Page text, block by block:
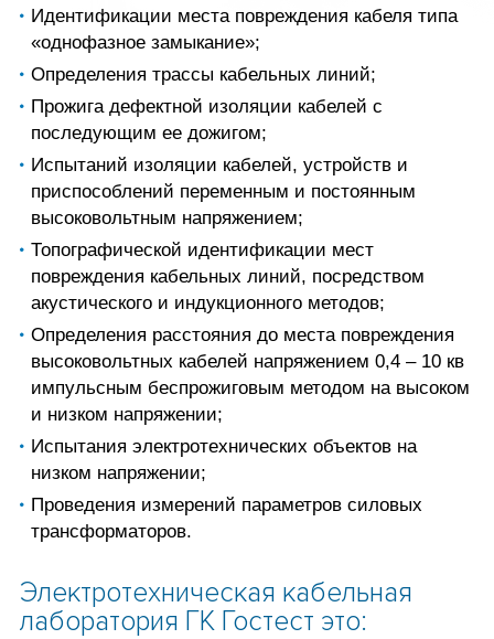
Идентификации места повреждения кабеля типа
«однофазное замыкание»;
Определения трассы кабельных линий;
Прожига дефектной изоляции кабелей с
последующим ее дожигом;
Испытаний изоляции кабелей, устройств и
приспособлений переменным и постоянным
высоковольтным напряжением;
Топографической идентификации мест
повреждения кабельных линий, посредством
акустического и индукционного методов;
Определения расстояния до места повреждения
высоковольтных кабелей напряжением 0,4 – 10 кв
импульсным беспрожиговым методом на высоком
и низком напряжении;
Испытания электротехнических объектов на
низком напряжении;
Проведения измерений параметров силовых
трансформаторов.
Электротехническая кабельная
лаборатория ГК Гостест это: